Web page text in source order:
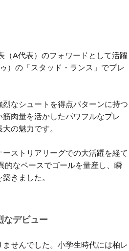
（A代表）のフォワードとして活躍
）の「スタッド・ランス」でプレ
なシュートを得点パターンに持つ
肉量を活かしたパワフルなプレ
の魅力です。
ストリアリーグでの大活躍を経て
的なペースでゴールを量産し、瞬
きました。
デビュー
せんでした。小学生時代には柏レ